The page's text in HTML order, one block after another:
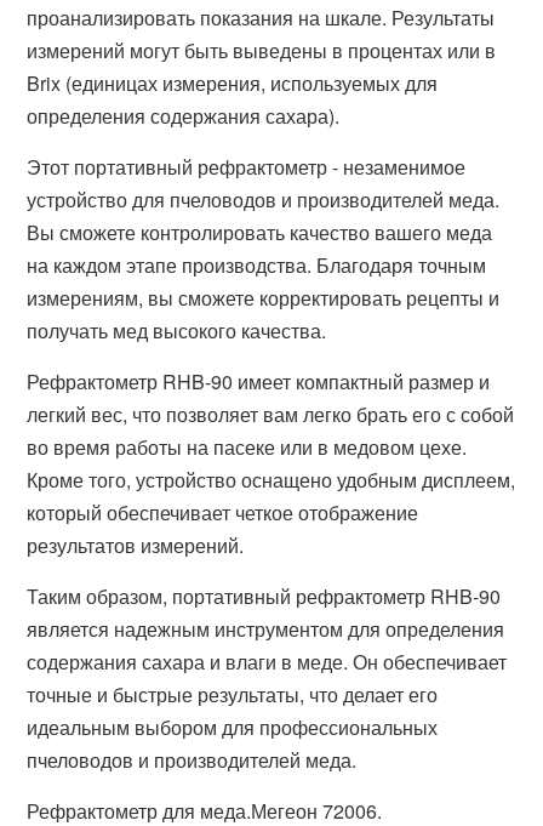
проанализировать показания на шкале. Результаты
измерений могут быть выведены в процентах или в
Brix (единицах измерения, используемых для
определения содержания сахара).
Этот портативный рефрактометр - незаменимое
устройство для пчеловодов и производителей меда.
Вы сможете контролировать качество вашего меда
на каждом этапе производства. Благодаря точным
измерениям, вы сможете корректировать рецепты и
получать мед высокого качества.
Рефрактометр RHB-90 имеет компактный размер и
легкий вес, что позволяет вам легко брать его с собой
во время работы на пасеке или в медовом цехе.
Кроме того, устройство оснащено удобным дисплеем,
который обеспечивает четкое отображение
результатов измерений.
Таким образом, портативный рефрактометр RHB-90
является надежным инструментом для определения
содержания сахара и влаги в меде. Он обеспечивает
точные и быстрые результаты, что делает его
идеальным выбором для профессиональных
пчеловодов и производителей меда.
Рефрактометр для меда.Мегеон 72006.